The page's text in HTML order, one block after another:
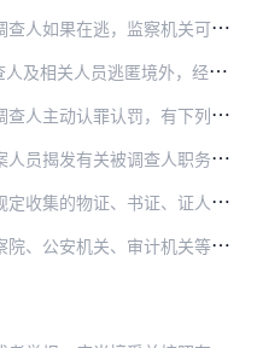
公安机关发布通缉令，追捕归案。通缉范围超出本行政区域的，应当报请有权决定的上级监察机关决定…
调查人及相关人员采取限制出境措施，由公安机关依法执行。对于不需要继续采取限制出境措施的…
领导人员集体研究，并报上一级监察机关批准，可以在移送人民检察院时提出从宽处罚的建议：
者提供重要线索，有助于调查其他案件的，监察机关经领导人员集体研究，并报上一级监察机关批准，…
供述和辩解、视听资料、电子数据等证据材料，在刑事诉讼中可以作为证据使用。
涉嫌贪污贿赂、失职渎职等职务违法或者职务犯罪的问题线索，应当移送监察机关，由监察机关依法调…